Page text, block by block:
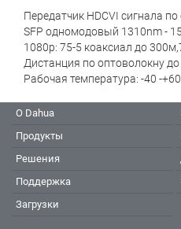
Передатчик HDCVI сигнала
SFP одномодовый 1310nm -
1080p: 75-5 коаксиал до
Дистанция по оптоволокну
Рабочая температура: -40 -
О Dahua
Продукты
Решения
Поддержка
Загрузки